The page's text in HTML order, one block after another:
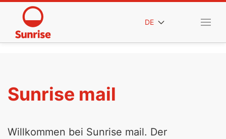
DE
Sunrise mail
Willkommen bei Sunrise mail. Der